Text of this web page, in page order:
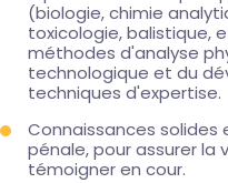
(biologie, chimie
toxicologie, balistique,
méthodes d'analyse
technologique et du
techniques d'expertise.
Connaissances
pénale, pour assurer la
témoigner en cour.